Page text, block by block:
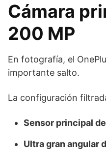
Cámara
200 MP
En fotografía, el
importante salto.
La configuración
Sensor principal
Ultra gran angular